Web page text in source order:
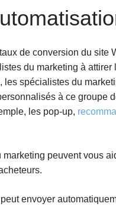
de conversion du site
du marketing à
spécialistes du
à ce groupe
les pop-up,
peuvent vous
envoyer